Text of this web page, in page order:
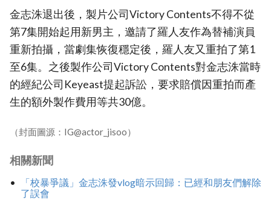
金志洙退出後，製片公司Victory Contents不得不從
第7集開始起用新男主，邀請了羅人友作為替補演員
重新拍攝，當劇集恢復穩定後，羅人友又重拍了第1
至6集。之後製作公司Victory Contents對金志洙當時
的經紀公司Keyeast提起訴訟，要求賠償因重拍而產
生的額外製作費用等共30億。
（封面圖源：IG@actor_jisoo）
相關新聞
「校暴爭議」金志洙發vlog暗示回歸：已經和朋友們解除
了誤會